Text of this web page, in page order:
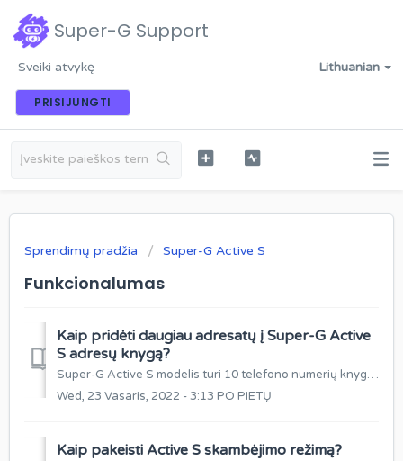
Super-G Support
Lithuanian
Sveiki atvykę
PRISIJUNGTI
Sprendimų pradžia Super-G Active S
Funkcionalumas
Kaip pridėti daugiau adresatų į Super-G Active
S adresų knygą?
Super-G Active S modelis turi 10 telefono numerių knygelę iš kurių 3 adresatai gali būti SOS numeriai. Kaip pridėti daugiau adresatų į Gudručio adresų ...
Wed, 23 Vasaris, 2022 - 3:13 PO PIETŲ
Kaip pakeisti Active S skambėjimo režimą?